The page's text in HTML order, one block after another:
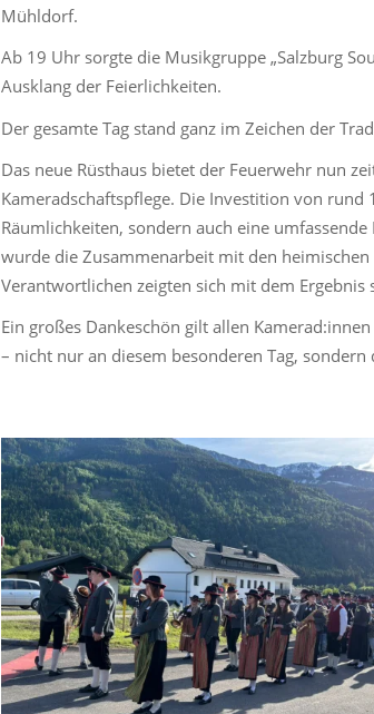
Mühldorf.
Ab 19 Uhr sorgte die Musikgruppe „Salzburg
Ausklang der Feierlichkeiten.
Der gesamte Tag stand ganz im Zeichen der
Das neue Rüsthaus bietet der Feuerwehr nun
Kameradschaftspflege. Die Investition von
Räumlichkeiten, sondern auch eine
wurde die Zusammenarbeit mit den
Verantwortlichen zeigten sich mit dem Ergebnis
Ein großes Dankeschön gilt allen
– nicht nur an diesem besonderen Tag,